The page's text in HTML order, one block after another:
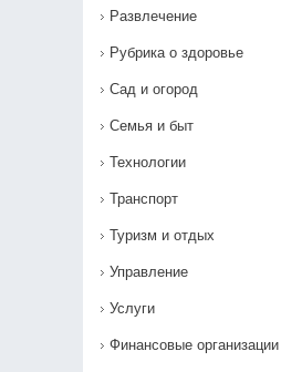
Развлечение
Рубрика о здоровье
Сад и огород
Семья и быт
Технологии
Транспорт
Туризм и отдых
Управление
Услуги
Финансовые организации